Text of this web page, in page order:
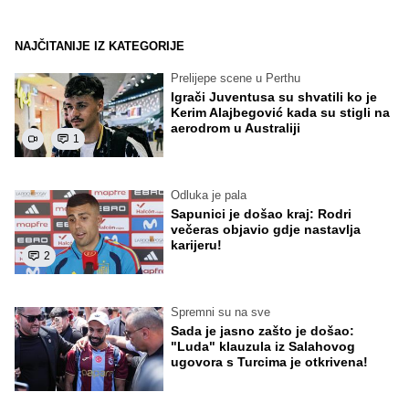
NAJČITANIJE IZ KATEGORIJE
1
Prelijepe scene u Perthu
Igrači Juventusa su shvatili ko je
Kerim Alajbegović kada su stigli na
aerodrom u Australiji
2
Odluka je pala
Sapunici je došao kraj: Rodri
večeras objavio gdje nastavlja
karijeru!
Spremni su na sve
Sada je jasno zašto je došao:
"Luda" klauzula iz Salahovog
ugovora s Turcima je otkrivena!